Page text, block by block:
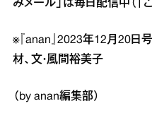
みメール」は毎日配信中（「
※『anan』2023年12月20日
材、文・風間裕美子
（by anan編集部）